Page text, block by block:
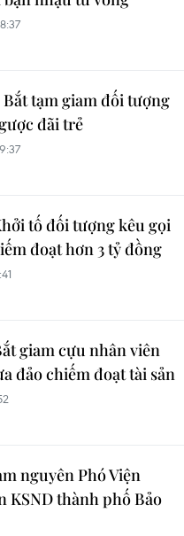
Bắt tạm giam đối tượng
đãi trẻ
tố đối tượng kêu gọi
đoạt hơn 3 tỷ đồng
giam cựu nhân viên
đảo chiếm đoạt tài sản
nguyên Phó Viện
KSND thành phố Bảo